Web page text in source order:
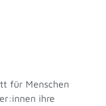
für Menschen
ihre